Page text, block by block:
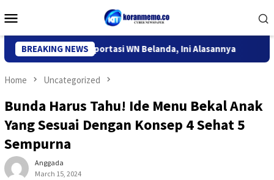
to
Menu
BREAKING NEWS
Kediri Deportasi WN Belanda, Ini Alasannya
Home Uncategorized
Bunda Harus Tahu! Ide Menu Bekal Anak
Yang Sesuai Dengan Konsep 4 Sehat 5
Sempurna
Anggada
March 15, 2024